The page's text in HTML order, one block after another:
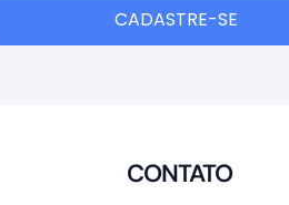
CADASTRE-SE
CONTATO